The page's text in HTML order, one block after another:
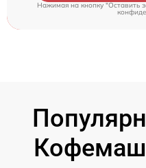
Нажимая на кнопку "Оставить